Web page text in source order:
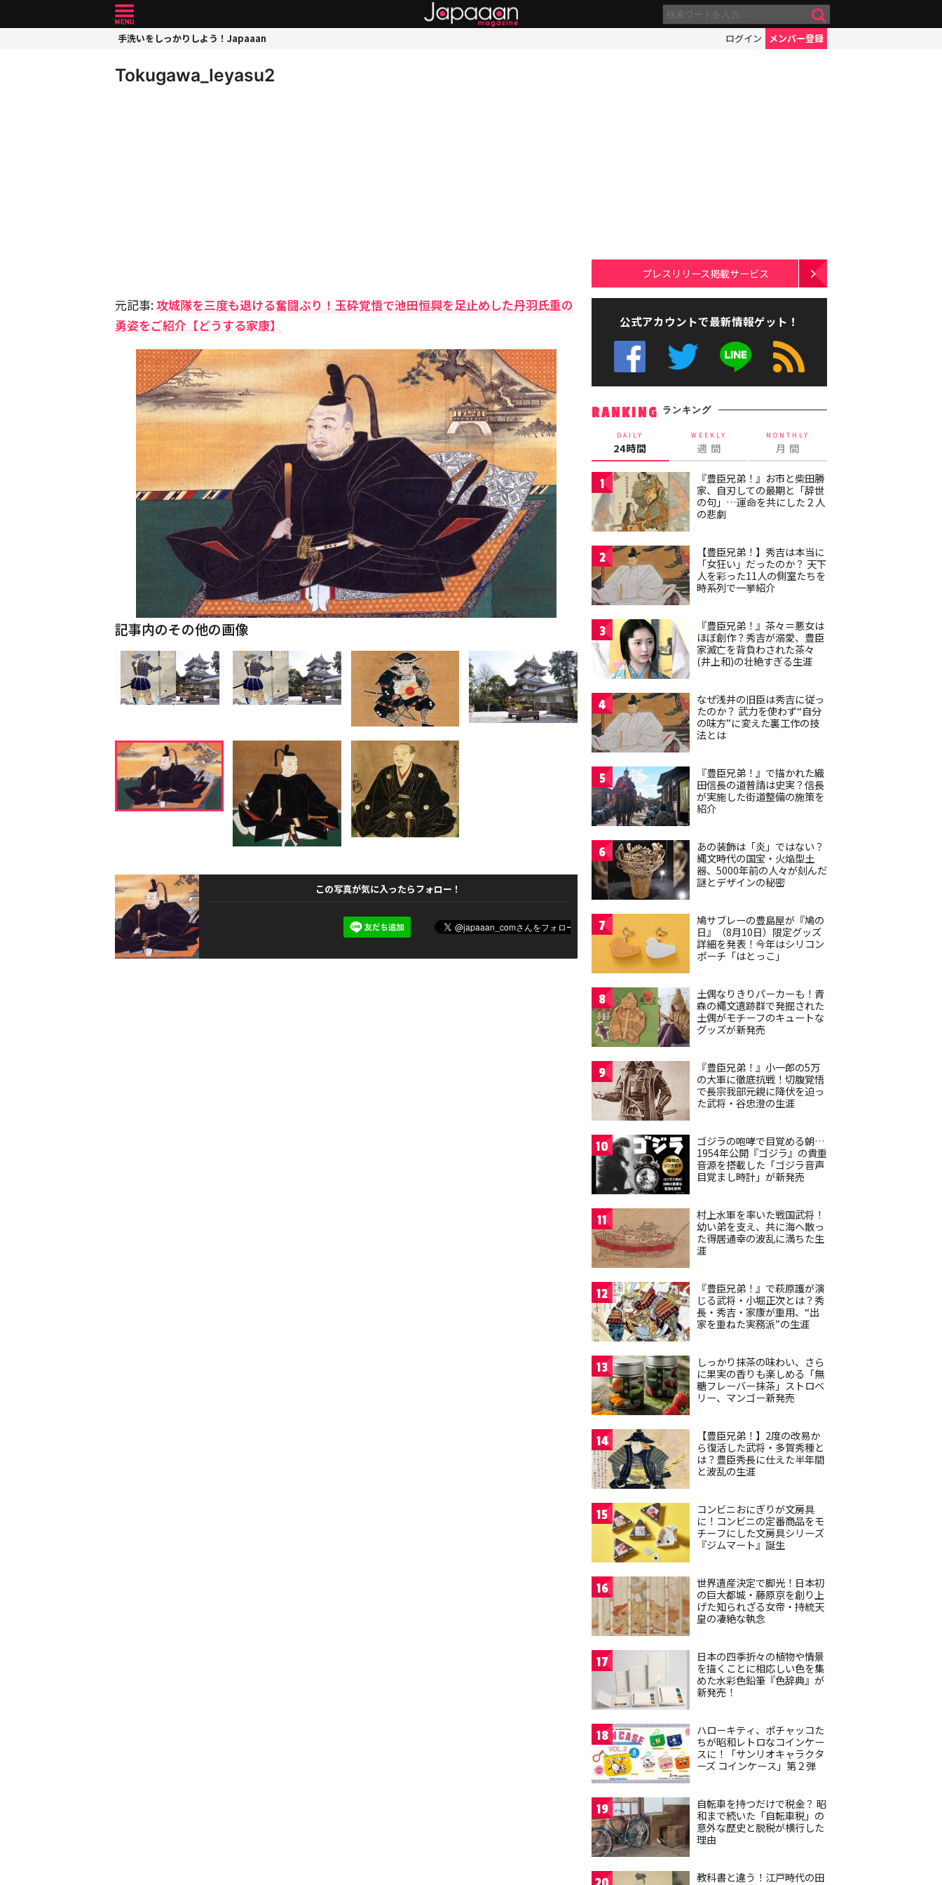
手洗いをしっかりしよう！Japaaan ログイン メンバー登録
Tokugawa_Ieyasu2
元記事:攻城隊を三度も退ける奮闘ぶり！玉砕覚悟で池田恒興を足止めした丹羽氏重の
勇姿をご紹介【どうする家康】
記事内のその他の画像
この写真が気に入ったらフォロー！
プレスリリース掲載サービス
公式アカウントで最新情報ゲット！
RANKING ランキング
DAILY
24時間
WEEKLY
週 間
MONTHLY
月 間
1
『豊臣兄弟！』お市と柴田勝
家、自刃しての最期と「辞世
の句」…運命を共にした２人
の悲劇
2
【豊臣兄弟！】秀吉は本当に
「女狂い」だったのか？ 天下
人を彩った11人の側室たちを
時系列で一挙紹介
3
『豊臣兄弟！』茶々＝悪女は
ほぼ創作？秀吉が溺愛、豊臣
家滅亡を背負わされた茶々
(井上和)の壮絶すぎる生涯
4
なぜ浅井の旧臣は秀吉に従っ
たのか？ 武力を使わず“自分
の味方”に変えた裏工作の技
法とは
5
『豊臣兄弟！』で描かれた織
田信長の道普請は史実？信長
が実施した街道整備の施策を
紹介
6
あの装飾は「炎」ではない？
縄文時代の国宝・火焔型土
器、5000年前の人々が刻んだ
謎とデザインの秘密
7
鳩サブレーの豊島屋が『鳩の
日』（8月10日）限定グッズ
詳細を発表！今年はシリコン
ポーチ「はとっこ」
8
土偶なりきりパーカーも！青
森の縄文遺跡群で発掘された
土偶がモチーフのキュートな
グッズが新発売
9
『豊臣兄弟！』小一郎の5万
の大軍に徹底抗戦！切腹覚悟
で長宗我部元親に降伏を迫っ
た武将・谷忠澄の生涯
10
ゴジラの咆哮で目覚める朝…
1954年公開『ゴジラ』の貴重
音源を搭載した「ゴジラ音声
目覚まし時計」が新発売
11
村上水軍を率いた戦国武将！
幼い弟を支え、共に海へ散っ
た得居通幸の波乱に満ちた生
涯
12
『豊臣兄弟！』で萩原護が演
じる武将・小堀正次とは？秀
長・秀吉・家康が重用、“出
家を重ねた実務派”の生涯
13
しっかり抹茶の味わい、さら
に果実の香りも楽しめる「無
糖フレーバー抹茶」ストロベ
リー、マンゴー新発売
14
【豊臣兄弟！】2度の改易か
ら復活した武将・多賀秀種と
は？豊臣秀長に仕えた半年間
と波乱の生涯
15
コンビニおにぎりが文房具
に！コンビニの定番商品をモ
チーフにした文房具シリーズ
『ジムマート』誕生
16
世界遺産決定で脚光！日本初
の巨大都城・藤原京を創り上
げた知られざる女帝・持統天
皇の凄絶な執念
17
日本の四季折々の植物や情景
を描くことに相応しい色を集
めた水彩色鉛筆『色辞典』が
新発売！
18
ハローキティ、ポチャッコた
ちが昭和レトロなコインケー
スに！「サンリオキャラクタ
ーズ コインケース」第２弾
19
自転車を持つだけで税金？ 昭
和まで続いた「自転車税」の
意外な歴史と脱税が横行した
理由
教科書と違う！江戸時代の田